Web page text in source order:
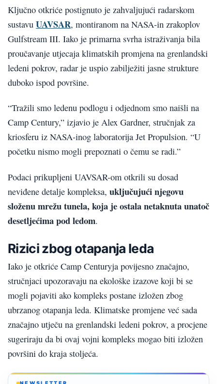
Ključno otkriće postignuto je zahvaljujući radarskom
sustavu UAVSAR, montiranom na NASA-in zrakoplov
Gulfstream III. Iako je primarna svrha istraživanja bila
proučavanje utjecaja klimatskih promjena na grenlandski
ledeni pokrov, radar je uspio zabilježiti jasne strukture
duboko ispod površine.
“Tražili smo ledenu podlogu i odjednom smo naišli na
Camp Century,” izjavio je Alex Gardner, stručnjak za
kriosferu iz NASA-inog laboratorija Jet Propulsion. “U
početku nismo mogli prepoznati o čemu se radi.”
Podaci prikupljeni UAVSAR-om otkrili su dosad
neviđene detalje kompleksa, uključujući njegovu
složenu mrežu tunela, koja je ostala netaknuta unatoč
desetljećima pod ledom.
Rizici zbog otapanja leda
Iako je otkriće Camp Centuryja povijesno značajno,
stručnjaci upozoravaju na ekološke izazove koji bi se
mogli pojaviti ako kompleks postane izložen zbog
ubrzanog otapanja leda. Klimatske promjene već sada
značajno utječu na grenlandski ledeni pokrov, a procjene
sugeriraju da bi ovaj vojni kompleks mogao biti izložen
površini do kraja stoljeća.